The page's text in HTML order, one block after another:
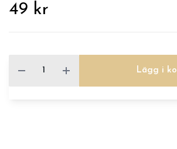
49 kr
Lägg i